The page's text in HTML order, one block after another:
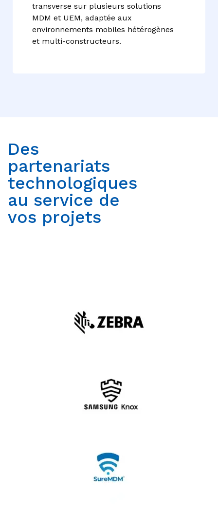
transverse sur plusieurs solutions
MDM et UEM, adaptée aux
environnements mobiles hétérogènes
et multi-constructeurs.
Des
partenariats
technologiques
au service de
vos projets